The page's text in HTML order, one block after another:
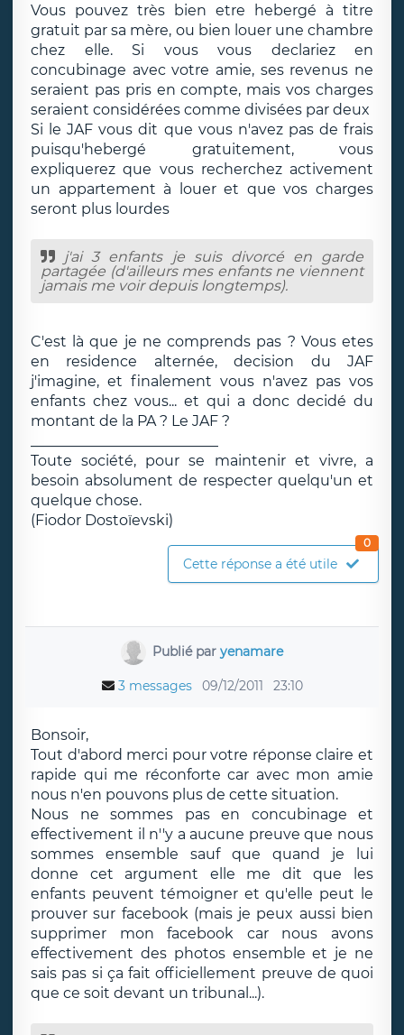
Vous pouvez très bien etre hebergé à titre
gratuit par sa mère, ou bien louer une chambre
chez elle. Si vous vous declariez en
concubinage avec votre amie, ses revenus ne
seraient pas pris en compte, mais vos charges
seraient considérées comme divisées par deux
Si le JAF vous dit que vous n'avez pas de frais
puisqu'hebergé gratuitement, vous
expliquerez que vous recherchez activement
un appartement à louer et que vos charges
seront plus lourdes
j'ai 3 enfants je suis divorcé en garde
partagée (d'ailleurs mes enfants ne viennent
jamais me voir depuis longtemps).
C'est là que je ne comprends pas ? Vous etes
en residence alternée, decision du JAF
j'imagine, et finalement vous n'avez pas vos
enfants chez vous... et qui a donc decidé du
montant de la PA ? Le JAF ?
Toute société, pour se maintenir et vivre, a
besoin absolument de respecter quelqu'un et
quelque chose.
(Fiodor Dostoïevski)
Cette réponse a été utile
0
Publié paryenamare
3 messages 09/12/2011 23:10
Bonsoir,
Tout d'abord merci pour votre réponse claire et
rapide qui me réconforte car avec mon amie
nous n'en pouvons plus de cette situation.
Nous ne sommes pas en concubinage et
effectivement il n''y a aucune preuve que nous
sommes ensemble sauf que quand je lui
donne cet argument elle me dit que les
enfants peuvent témoigner et qu'elle peut le
prouver sur facebook (mais je peux aussi bien
supprimer mon facebook car nous avons
effectivement des photos ensemble et je ne
sais pas si ça fait officiellement preuve de quoi
que ce soit devant un tribunal...).